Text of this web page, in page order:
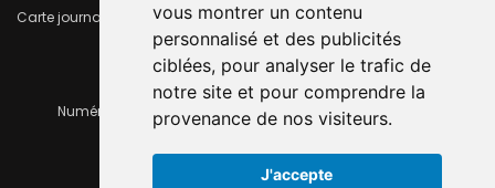
vous montrer un contenu
personnalisé et des publicités
ciblées, pour analyser le trafic de
notre site et pour comprendre la
provenance de nos visiteurs.
J'accepte
Carte journalière CFF - Flexicard Travaux importants en cours
Numéros d'urgence À louer / à vendre